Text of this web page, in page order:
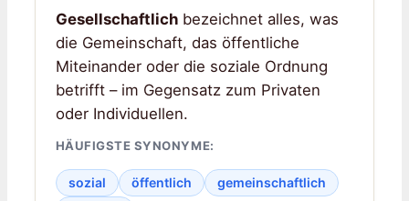
Gesellschaftlichbezeichnet alles, was
die Gemeinschaft, das öffentliche
Miteinander oder die soziale Ordnung
betrifft – im Gegensatz zum Privaten
oder Individuellen.
HÄUFIGSTE SYNONYME:
sozial öffentlich
gemeinschaftlich